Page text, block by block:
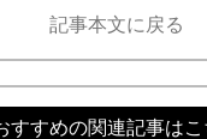
記事本文に戻る
すすめの関連記事はこ